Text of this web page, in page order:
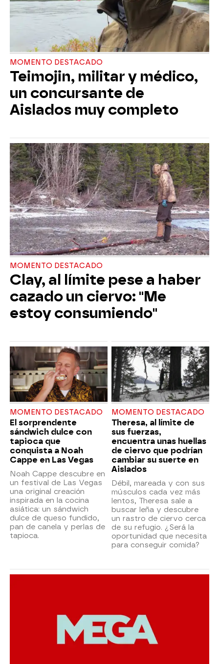
MOMENTO DESTACADO
Teimojin, militar y médico,
un concursante de
Aislados muy completo
MOMENTO DESTACADO
Clay, al límite pese a haber
cazado un ciervo: "Me
estoy consumiendo"
MOMENTO DESTACADO
El sorprendente
sándwich dulce con
tapioca que
conquista a Noah
Cappe en Las Vegas
Noah Cappe descubre en
un festival de Las Vegas
una original creación
inspirada en la cocina
asiática: un sándwich
dulce de queso fundido,
pan de canela y perlas de
tapioca.
MOMENTO DESTACADO
Theresa, al límite de
sus fuerzas,
encuentra unas huellas
de ciervo que podrían
cambiar su suerte en
Aislados
Débil, mareada y con sus
músculos cada vez más
lentos, Theresa sale a
buscar leña y descubre
un rastro de ciervo cerca
de su refugio. ¿Será la
oportunidad que necesita
para conseguir comida?